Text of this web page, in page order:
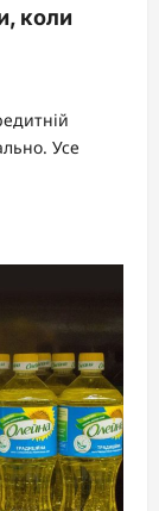
коли
Усе